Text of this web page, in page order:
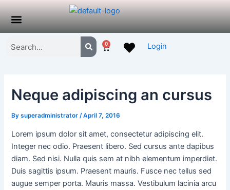
Skip
to
contentMenu
Search
0 Cart Login
Neque adipiscing an cursus
Bysuperadministrator/April 7, 2016
Lorem ipsum dolor sit amet, consectetur adipiscing elit.
Integer nec odio. Praesent libero. Sed cursus ante dapibus
diam. Sed nisi. Nulla quis sem at nibh elementum imperdiet.
Duis sagittis ipsum. Praesent mauris. Fusce nec tellus sed
augue semper porta. Mauris massa. Vestibulum lacinia arcu
Post
navigation